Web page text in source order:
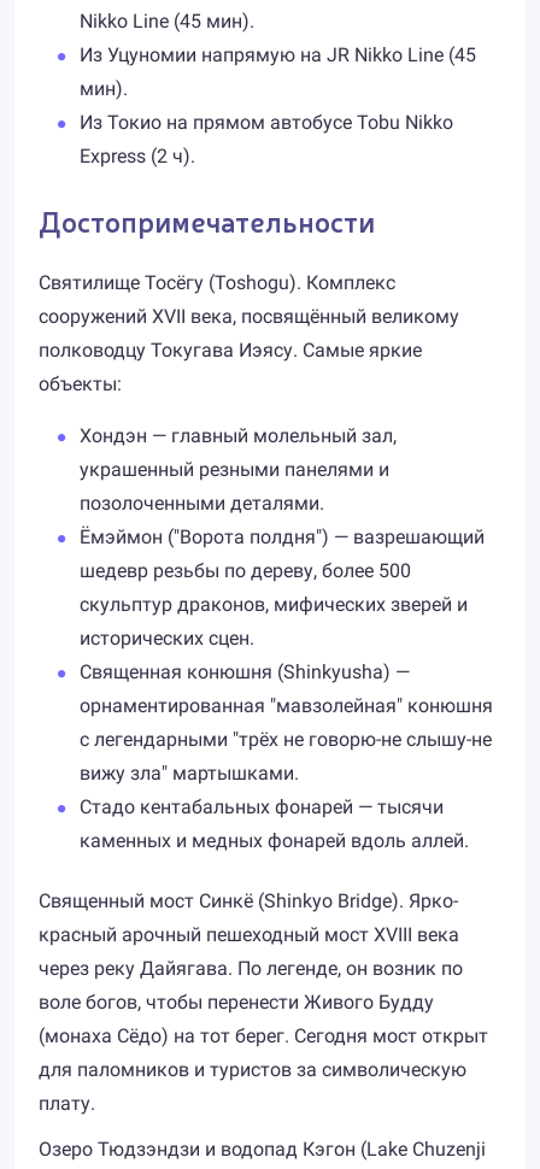
Nikko Line (45 мин).
Из Уцуномии напрямую на JR Nikko Line (45
мин).
Из Токио на прямом автобусе Tobu Nikko
Express (2 ч).
Достопримечательности
Святилище Тосёгу (Toshogu). Комплекс
сооружений XVII века, посвящённый великому
полководцу Токугава Иэясу. Самые яркие
объекты:
Хондэн — главный молельный зал,
украшенный резными панелями и
позолоченными деталями.
Ёмэймон ("Ворота полдня") — вазрешающий
шедевр резьбы по дереву, более 500
скульптур драконов, мифических зверей и
исторических сцен.
Священная конюшня (Shinkyusha) —
орнаментированная "мавзолейная" конюшня
с легендарными "трёх не говорю-не слышу-не
вижу зла" мартышками.
Стадо кентабальных фонарей — тысячи
каменных и медных фонарей вдоль аллей.
Священный мост Синкё (Shinkyo Bridge). Ярко-
красный арочный пешеходный мост XVIII века
через реку Дайягава. По легенде, он возник по
воле богов, чтобы перенести Живого Будду
(монаха Сёдо) на тот берег. Сегодня мост открыт
для паломников и туристов за символическую
плату.
Озеро Тюдзэндзи и водопад Кэгон (Lake Chuzenji